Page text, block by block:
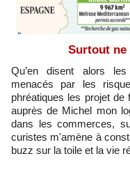
Surtout
Qu’en disent alors les habitants de Gréoux directement
menacés par les
phréatiques les projet de
auprès de Michel mon
dans les commerces,
curistes m'amène à
buzz sur la toile et la vie